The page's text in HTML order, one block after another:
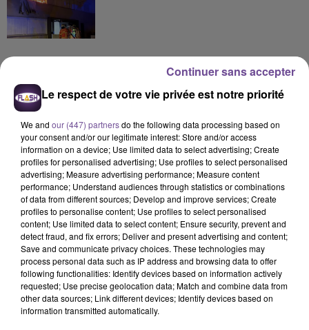
DERNIERS TITRES
10h42
10h42
AVICII
10h38
10h38
CORNEILLE
Parce Qu´on Vient De
Loin
10h35
10h35
BEBE REXHA
New Religion
10h31
10h31 10h28
10h28 10h25
10h25
Le respect de votre vie privée est notre priorité
We and our (447) partnersdo the following data processing based on
your consent and/or our legitimate interest: Store and/or access
information on a device; Use limited data to select advertising; Create
profiles for personalised advertising; Use profiles to select personalised
advertising; Measure advertising performance; Measure content
performance; Understand audiences through statistics or combinations
of data from different sources; Develop and improve services; Create
profiles to personalise content; Use profiles to select personalised
content; Use limited data to select content; Ensure security, prevent and
detect fraud, and fix errors; Deliver and present advertising and content;
Save and communicate privacy choices. These technologies may
process personal data such as IP address and browsing data to offer
following functionalities: Identify devices based on information actively
requested; Use precise geolocation data; Match and combine data from
other data sources; Link different devices; Identify devices based on
information transmitted automatically.
Continuer sans accepter